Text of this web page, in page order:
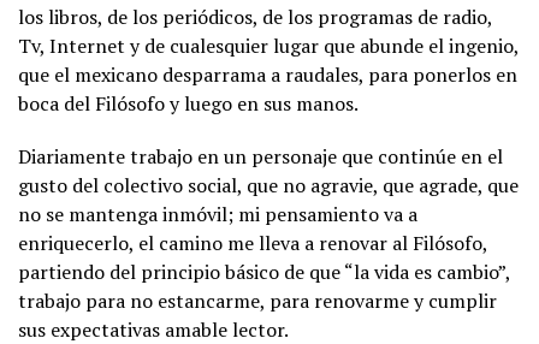
los libros, de los periódicos, de los programas de radio,
Tv, Internet y de cualesquier lugar que abunde el ingenio,
que el mexicano desparrama a raudales, para ponerlos en
boca del Filósofo y luego en sus manos.
Diariamente trabajo en un personaje que continúe en el
gusto del colectivo social, que no agravie, que agrade, que
no se mantenga inmóvil; mi pensamiento va a
enriquecerlo, el camino me lleva a renovar al Filósofo,
partiendo del principio básico de que “la vida es cambio”,
trabajo para no estancarme, para renovarme y cumplir
sus expectativas amable lector.